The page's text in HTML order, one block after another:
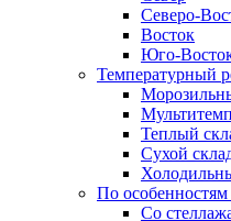
Северо-
Восток
Юго-
Температурный
Теплый
Сухой
По особенностям
Со